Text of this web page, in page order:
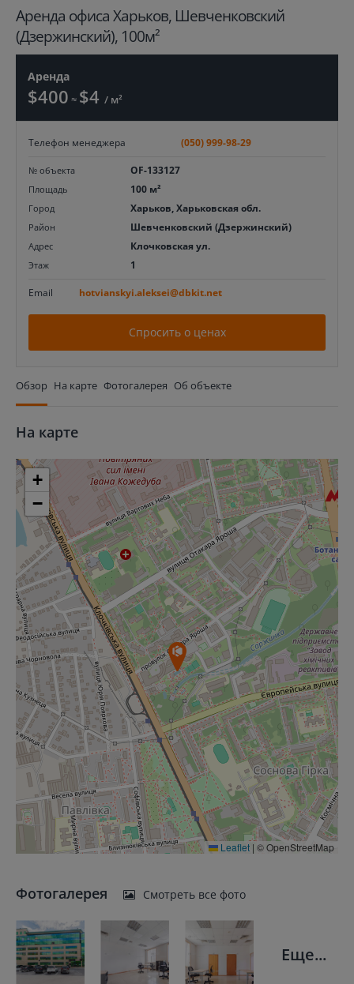
Aренда офиса Харьков, Шевченковский
(Дзержинский), 100м²
Аренда
$400 ≈ $4 / м²
Телефон менеджера (050) 999-98-29
№ объекта OF-133127
Площадь 100 м²
Город Харьков, Харьковская обл.
Район Шевченковский (Дзержинский)
Адрес Клочковская ул.
Этаж 1
Email hotvianskyi.aleksei@dbkit.net
Спросить о ценах
Обзор На карте Фотогалерея Об объекте
На карте
+
−
Leaflet | © OpenStreetMap
Фотогалерея Смотреть все фото
Еще...